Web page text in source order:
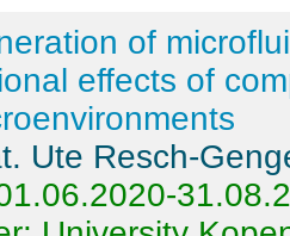
of
effects of
Ute Resch-